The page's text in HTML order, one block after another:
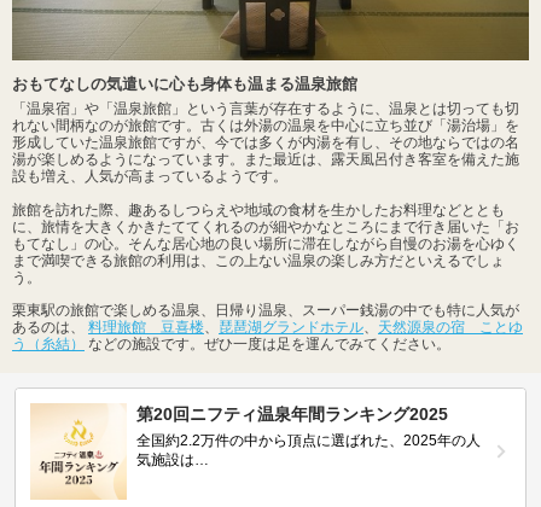
おもてなしの気遣いに心も身体も温まる温泉旅館
「温泉宿」や「温泉旅館」という言葉が存在するように、温泉とは切っても切
れない間柄なのが旅館です。古くは外湯の温泉を中心に立ち並び「湯治場」を
形成していた温泉旅館ですが、今では多くが内湯を有し、その地ならではの名
湯が楽しめるようになっています。また最近は、露天風呂付き客室を備えた施
設も増え、人気が高まっているようです。
旅館を訪れた際、趣あるしつらえや地域の食材を生かしたお料理などととも
に、旅情を大きくかきたててくれるのが細やかなところにまで行き届いた「お
もてなし」の心。そんな居心地の良い場所に滞在しながら自慢のお湯を心ゆく
まで満喫できる旅館の利用は、この上ない温泉の楽しみ方だといえるでしょ
う。
栗東駅の旅館で楽しめる温泉、日帰り温泉、スーパー銭湯の中でも特に人気が
あるのは、 料理旅館 豆喜楼 琵琶湖グランドホテル
天然源泉の宿 ことゆ
う（糸結）
などの施設です。ぜひ一度は足を運んでみてください。
第20回ニフティ温泉年間ランキング2025
全国約2.2万件の中から頂点に選ばれた、2025年の人
気施設は…